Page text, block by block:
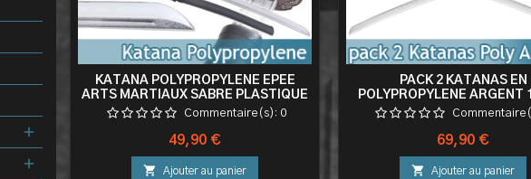
KATANA POLYPROPYLENE EPEE
ARTS MARTIAUX SABRE PLASTIQUE
KATANA ENTRAINEMENT +
Commentaire(s): 0
Prix
49,90 €
 Ajouter au panier
PACK 2 KATANAS EN
POLYPROPYLENE ARGENT
ENTRAINEMENT EPEE
Prix
69,90 €
 Ajouter au panier